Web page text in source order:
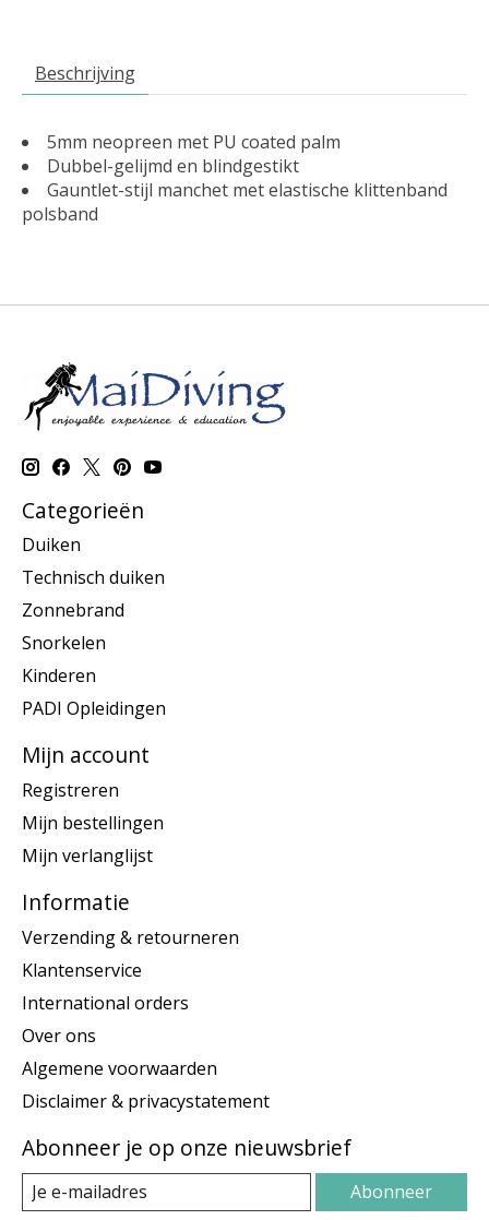
Beschrijving
5mm neopreen met PU coated palm
Dubbel-gelijmd en blindgestikt
Gauntlet-stijl manchet met elastische klittenband
polsband
Categorieën
Duiken
Technisch duiken
Zonnebrand
Snorkelen
Kinderen
PADI Opleidingen
Mijn account
Registreren
Mijn bestellingen
Mijn verlanglijst
Informatie
Verzending & retourneren
Klantenservice
International orders
Over ons
Algemene voorwaarden
Disclaimer & privacystatement
Abonneer je op onze nieuwsbrief
Abonneer